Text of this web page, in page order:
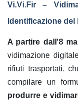
Vi.Vi.Fir –
Identificazione del
A partire dall'8
vidimazione
rifiuti trasportati,
compilare un
produrre e